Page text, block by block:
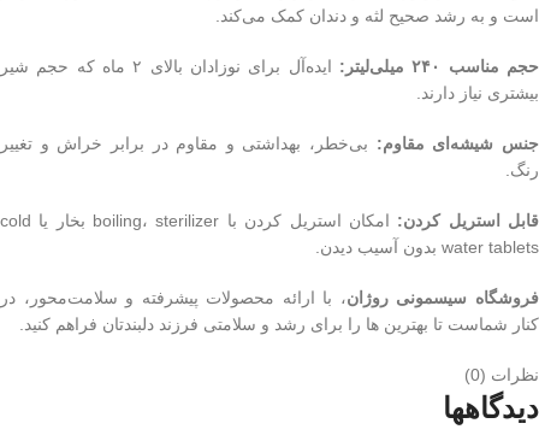
است و به رشد صحیح لثه و دندان کمک می‌کند.
حجم مناسب ۲۴۰ میلی‌لیتر:
ایده‌آل برای نوزادان بالای ۲ ماه که حجم شیر
بیشتری نیاز دارند.
جنس شیشه‌ای مقاوم: بی‌خطر، بهداشتی و مقاوم در برابر خراش و تغییر
رنگ.
قابل استریل کردن:
امکان استریل کردن با boiling، sterilizer بخار یا cold
water tablets بدون آسیب دیدن.
فروشگاه سیسمونی روژان، با ارائه محصولات پیشرفته و سلامت‌محور، در
کنار شماست تا بهترین ها را برای رشد و سلامتی فرزند دلبندتان فراهم کنید.
نظرات (0)
دیدگاهها